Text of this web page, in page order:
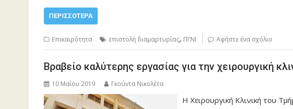
ΠΕΡΙΣΣΌΤΕΡΑ
Επικαιρότητα επιστολή διαμαρτυρίας, ΠΓΝΙ Αφήστε ένα σχόλιο
Βραβείο καλύτερης εργασίας για την χειρουργική
10 Μαΐου 2019 Γκούντα Νικολέτα
Η Χειρουργική Κλινική του